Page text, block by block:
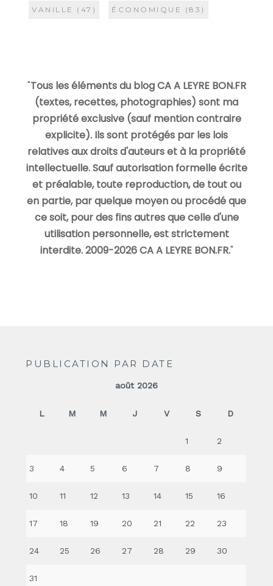
VANILLE (47) ÉCONOMIQUE (83)
"Tous les éléments du blog CA A LEYRE BON.FR
(textes, recettes, photographies) sont ma
propriété exclusive (sauf mention contraire
explicite). Ils sont protégés par les lois
relatives aux droits d'auteurs et à la propriété
intellectuelle. Sauf autorisation formelle écrite
et préalable, toute reproduction, de tout ou
en partie, par quelque moyen ou procédé que
ce soit, pour des fins autres que celle d'une
utilisation personnelle, est strictement
interdite. 2009-2026 CA A LEYRE BON.FR."
PUBLICATION PAR DATE
août 2026
L M M J V S D
1 2
3 4 5 6 7 8 9
10 11 12 13 14 15 16
17 18 19 20 21 22 23
24 25 26 27 28 29 30
31